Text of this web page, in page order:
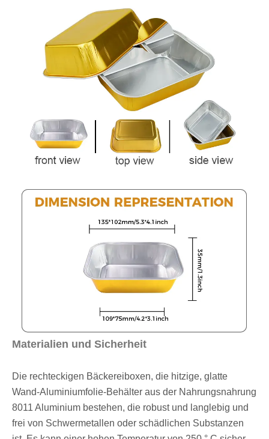
Materialien und Sicherheit
Die rechteckigen Bäckereiboxen, die hitzige, glatte
Wand-Aluminiumfolie-Behälter aus der Nahrungsnahrung
8011 Aluminium bestehen, die robust und langlebig und
frei von Schwermetallen oder schädlichen Substanzen